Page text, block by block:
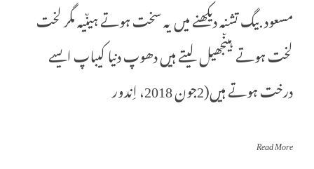
مسعود بیگ تشنہ دیکھنے میں یہ سخت ہوتے ہیںیہ مگر لخت
لخت ہوتے ہیںجھیل لیتے ہیں دھوپ دنیا کیباپ ایسے
درخت ہوتے ہیں(2جون 2018، اِندور
Read More